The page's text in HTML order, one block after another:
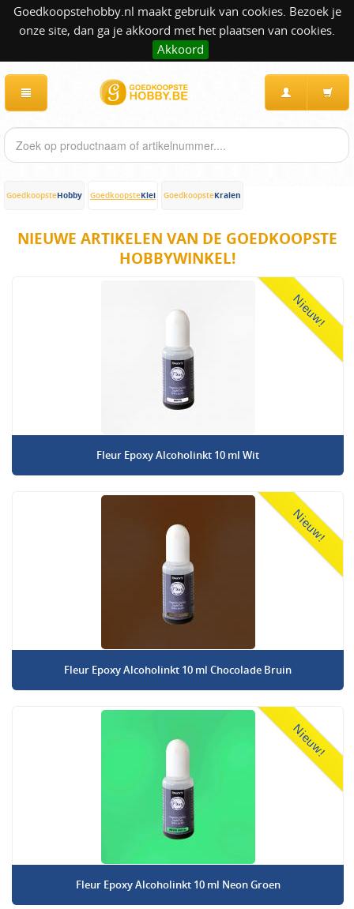
Goedkoopstehobby.nl maakt gebruik van cookies. Bezoek je
onze site, dan ga je akkoord met het plaatsen van cookies.
Akkoord
GoedkoopsteHobby GoedkoopsteKlei GoedkoopsteKralen
NIEUWE ARTIKELEN VAN DE GOEDKOOPSTE
HOBBYWINKEL!
Nieuw!
Fleur Epoxy Alcoholinkt 10 ml Wit
Nieuw!
Fleur Epoxy Alcoholinkt 10 ml Chocolade Bruin
Nieuw!
Fleur Epoxy Alcoholinkt 10 ml Neon Groen